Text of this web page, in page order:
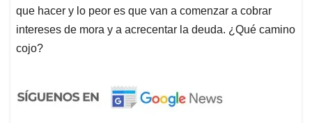
que hacer y lo peor es que van a comenzar a cobrar
intereses de mora y a acrecentar la deuda. ¿Qué camino
cojo?